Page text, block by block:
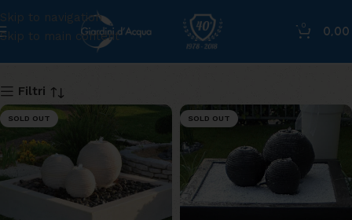
Skip to navigation
Skip to main content
0 0,00
nettuno
Filtri
SOLD OUT SOLD OUT